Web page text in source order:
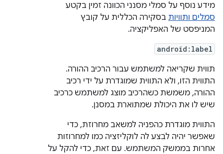
מידע נוסף על סמלי מסנני הכוונה זמין בקטע
סמלים ותוויות בסקירה הכללית על קובץ
המניפסט של האפליקציה.
android:label
תווית שקריאה למשתמש עבור הרכיב ההורה.
התווית הזו, ולא התווית שמוגדרת על ידי רכיב
ההורה, משמשת כשהרכיב מוצג למשתמש כרכיב
שיש לו את היכולת שמתוארת במסנן.
התווית מוגדרת כהפניה למשאב מחרוזת, כדי
שאפשר יהיה לבצע לה לוקליזציה כמו למחרוזות
אחרות בממשק המשתמש. עם זאת, כדי להקל על